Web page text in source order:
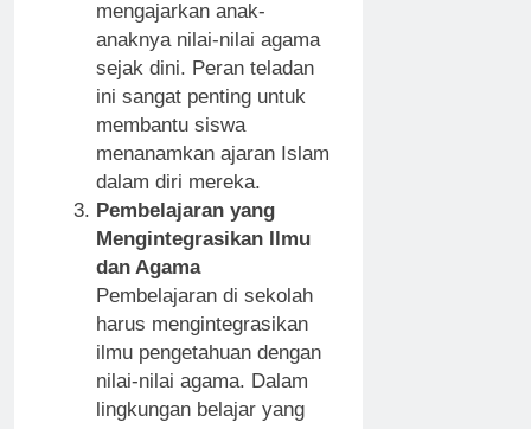
mengajarkan anak-
anaknya nilai-nilai agama
sejak dini. Peran teladan
ini sangat penting untuk
membantu siswa
menanamkan ajaran Islam
dalam diri mereka.
Pembelajaran yang
Mengintegrasikan Ilmu
dan Agama
Pembelajaran di sekolah
harus mengintegrasikan
ilmu pengetahuan dengan
nilai-nilai agama. Dalam
lingkungan belajar yang